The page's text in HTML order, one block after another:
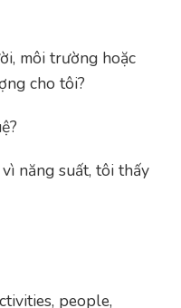
môi trường hoặc
cho tôi?
năng suất, tôi thấy
people,